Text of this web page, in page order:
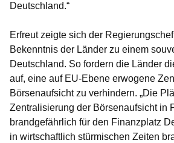
Deutschland.“
Erfreut zeigte sich der
Bekenntnis der Länder zu einem
Deutschland. So fordern die Länder
auf, eine auf EU-Ebene erwogene
Börsenaufsicht zu verhindern. „Die
Zentralisierung der Börsenaufsicht in
brandgefährlich für den Finanzplatz
in wirtschaftlich stürmischen Zeiten